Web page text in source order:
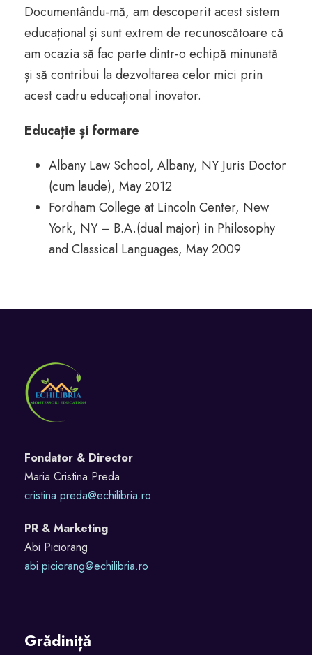
Documentându-mă, am descoperit acest sistem
educațional și sunt extrem de recunoscătoare că
am ocazia să fac parte dintr-o echipă minunată
și să contribui la dezvoltarea celor mici prin
acest cadru educațional inovator.
Educație și formare
Albany Law School, Albany, NY Juris Doctor
(cum laude), May 2012
Fordham College at Lincoln Center, New
York, NY – B.A.(dual major) in Philosophy
and Classical Languages, May 2009
Fondator & Director
Maria Cristina Preda
cristina.preda@echilibria.ro
PR & Marketing
Abi Piciorang
abi.piciorang@echilibria.ro
Grădiniță